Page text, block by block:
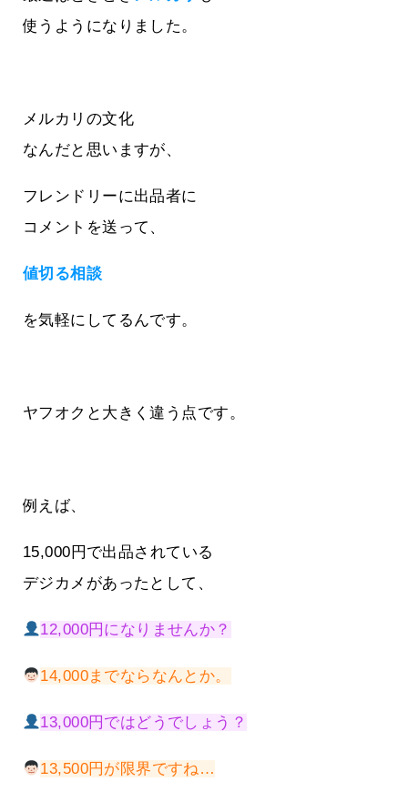
使うようになりました。
メルカリの文化
なんだと思いますが、
フレンドリーに出品者に
コメントを送って、
値切る相談
を気軽にしてるんです。
ヤフオクと大きく違う点です。
例えば、
15,000円で出品されている
デジカメがあったとして、
12,000円になりませんか？
14,000までならなんとか。
13,000円ではどうでしょう？
13,500円が限界ですね…